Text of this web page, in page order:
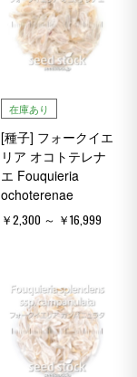
在庫あり
[種子] フォークイエ
リア オコトテレナ
エ Fouquieria
ochoterenae
￥2,300 ～ ￥16,999